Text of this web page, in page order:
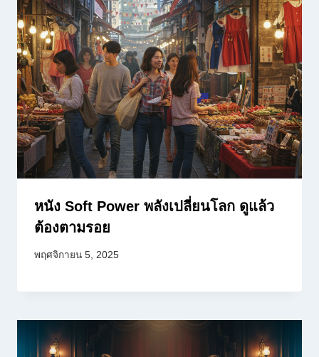
หนัง Soft Power พลังเปลี่ยนโลก ดูแล้ว
ต้องตามรอย
พฤศจิกายน 5, 2025